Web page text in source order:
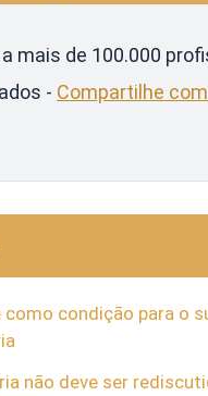
mais de 100.000
- Compartilhe
como condição para o
não deve ser